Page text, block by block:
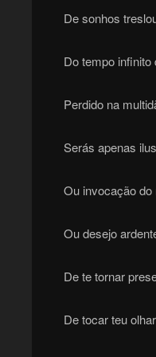
De sonhos
Do tempo infinito
Perdido na
Serás apenas
Ou invocação
Ou desejo
De te tornar
De tocar teu olhar